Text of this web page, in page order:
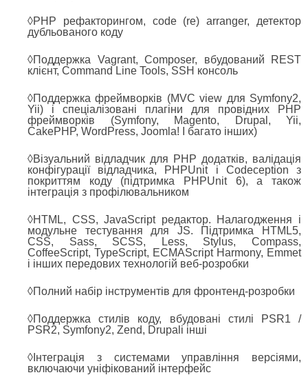
◊PHP рефакторингом, code (re) arranger, детектор
дубльованого коду
◊Поддержка Vagrant, Composer, вбудований REST
клієнт, Command Line Tools, SSH консоль
◊Поддержка фреймворків (MVC view для Symfony2,
Yii) і спеціалізовані плагіни для провідних PHP
фреймворків (Symfony, Magento, Drupal, Yii,
CakePHP, WordPress, Joomla! І багато інших)
◊Візуальний відладчик для PHP додатків, валідація
конфігурації відладчика, PHPUnit і Codeception з
покриттям коду (підтримка PHPUnit 6), а також
інтеграція з профілювальником
◊HTML, CSS, JavaScript редактор. Налагодження і
модульне тестування для JS. Підтримка HTML5,
CSS, Sass, SCSS, Less, Stylus, Compass,
CoffeeScript, TypeScript, ECMAScript Harmony, Emmet
і інших передових технологій веб-розробки
◊Полний набір інструментів для фронтенд-розробки
◊Поддержка стилів коду, вбудовані стилі PSR1 /
PSR2, Symfony2, Zend, Drupalі інші
◊Інтеграція з системами управління версіями,
включаючи уніфікований інтерфейс